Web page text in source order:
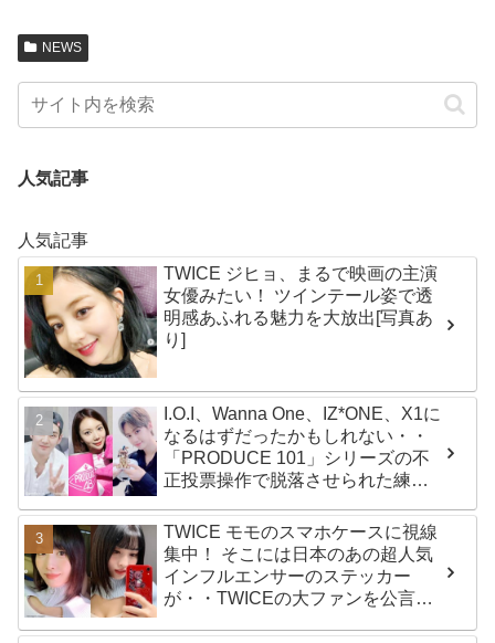
NEWS
人気記事
人気記事
TWICE ジヒョ、まるで映画の主演
女優みたい！ ツインテール姿で透
明感あふれる魅力を大放出[写真あ
り]
I.O.I、Wanna One、IZ*ONE、X1に
なるはずだったかもしれない・・
「PRODUCE 101」シリーズの不
正投票操作で脱落させられた練習
TWICE モモのスマホケースに視線
集中！ そこには日本のあの超人気
インフルエンサーのステッカー
が・・TWICEの大ファンを公言す